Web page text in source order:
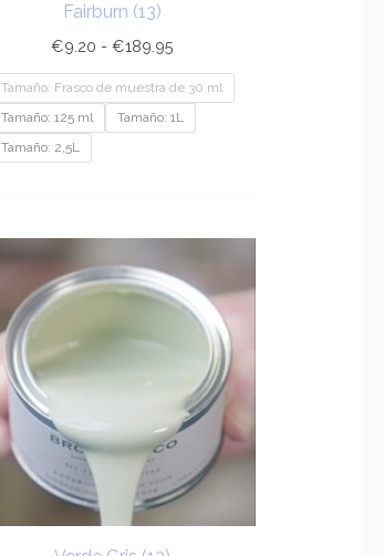
Fairburn (13)
€9.20 - €189.95
Tamaño: Frasco de muestra de 30 ml
Tamaño: 125 ml
Tamaño: 1L
Tamaño: 2,5L
precios:
desde
€9.20
hasta
€201.95